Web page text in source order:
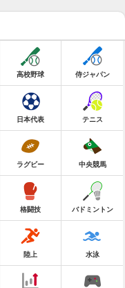
高校野球 侍ジャパン
日本代表 テニス
ラグビー 中央競馬
格闘技 バドミントン
陸上 水泳